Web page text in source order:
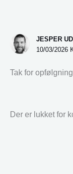
JESPER
10/03/2026
Tak for
Der er lukket for